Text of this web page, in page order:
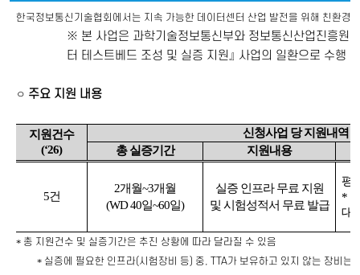
한국정보통신기술협회에서는 지속 가능한 데이터센터 산업 발전을 위해 친환경
※ 본 사업은 과학기술정보통신부와 정보통신산업진흥원
터 테스트베드 조성 및 실증 지원』 사업의 일환으로 수행
ㅇ 주요 지원 내용
지원건수
(‘26)
신청사업 당 지원내역
총 실증기간
지원내용
5건
2개월~3개월
(WD 40일~60일)
실증 인프라 무료 지원
및 시험성적서 무료 발급
평
*
대
* 총 지원건수 및 실증기간은 추진 상황에 따라 달라질 수 있음
* 실증에 필요한 인프라(시험장비 등 중, TTA가 보유하고 있지 않는 장비는